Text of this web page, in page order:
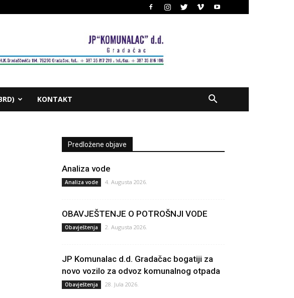
KONTAKT
Predložene objave
Analiza vode
Analiza vode 4. Augusta 2026.
OBAVJEŠTENJE O POTROŠNJI VODE
Obavještenja 2. Augusta 2026.
JP Komunalac d.d. Gradačac bogatiji za
novo vozilo za odvoz komunalnog otpada
Obavještenja 28. Jula 2026.